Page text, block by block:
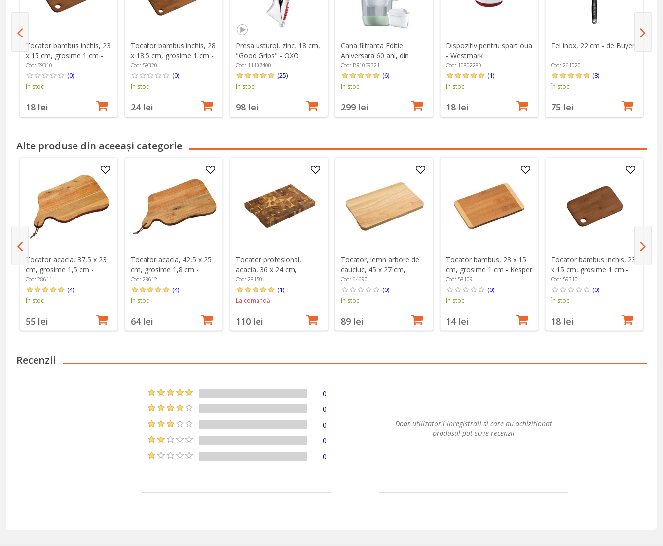
Tocator bambus inchis, 23
x 15 cm, grosime 1 cm -
Kesper
Cod: 59310
(0)
În stoc
18 lei
Tocator bambus inchis, 28
x 18.5 cm, grosime 1 cm -
Kesper
Cod: 59320
(0)
În stoc
24 lei
Presa usturoi, zinc, 18 cm,
"Good Grips" - OXO
Cod: 11107400
(25)
În stoc
98 lei
Cana filtranta Editie
Aniversara 60 ani, din
sticla, BRITA, 2,5 L, Maxtra
PRO (lightgreen)
Cod: BR1059321
(6)
În stoc
299 lei
Dispozitiv pentru spart oua
- Westmark
Cod: 10802280
(1)
În stoc
18 lei
Tel inox, 22 cm - de Buyer
Cod: 261020
(8)
În stoc
75 lei
Alte produse din aceeași categorie
Tocator acacia, 37,5 x 23
cm, grosime 1,5 cm -
Kesper
Cod: 28611
(4)
În stoc
55 lei
Tocator acacia, 42,5 x 25
cm, grosime 1,8 cm -
Kesper
Cod: 28612
(4)
În stoc
64 lei
Tocator profesional,
acacia, 36 x 24 cm,
grosime 3 cm - Kesper
Cod: 28150
(1)
La comandă
110 lei
Tocator, lemn arbore de
cauciuc, 45 x 27 cm,
grosime 2,5 cm - Kesper
Cod: 64690
(0)
În stoc
89 lei
Tocator bambus, 23 x 15
cm, grosime 1 cm - Kesper
Cod: 58109
(0)
În stoc
14 lei
Tocator bambus inchis, 23
x 15 cm, grosime 1 cm -
Kesper
Cod: 59310
(0)
În stoc
18 lei
Recenzii
0
0
0
0
0
Doar utilizatorii inregistrati si care au achizitionat
produsul pot scrie recenzii